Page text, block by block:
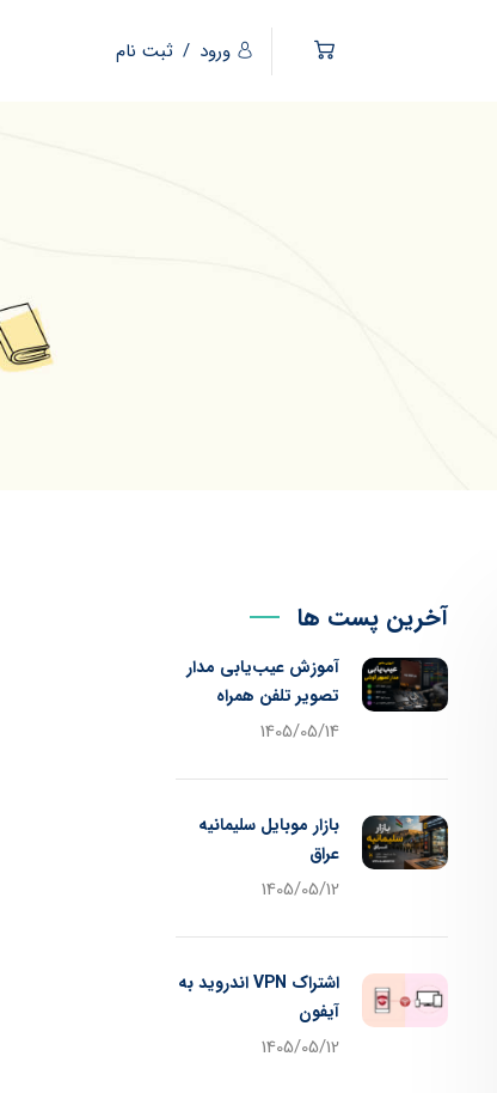
ورود / ثبت نام
آخرین پست ها
آموزش عیب‌یابی مدار
تصویر تلفن همراه
1405/05/14
بازار موبایل سلیمانیه
عراق
1405/05/12
اشتراک VPN اندروید به
آیفون
1405/05/12